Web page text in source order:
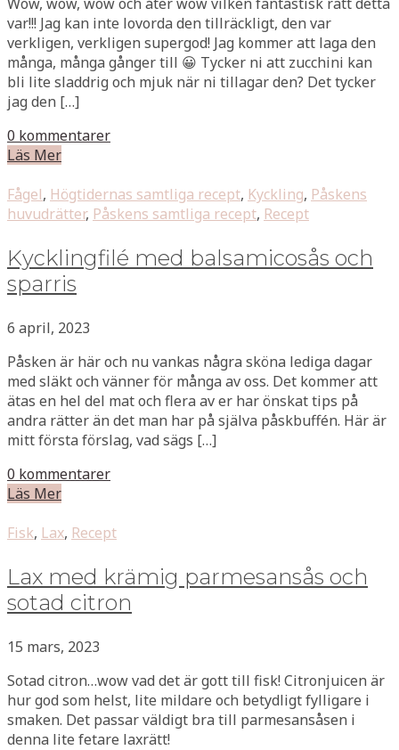
var!!! Jag kan inte lovorda den tillräckligt, den var
verkligen, verkligen supergod! Jag kommer att laga den
många, många gånger till 😀 Tycker ni att zucchini kan
bli lite sladdrig och mjuk när ni tillagar den? Det tycker
jag den […]
0 kommentarer
Läs Mer
Fågel, Högtidernas samtliga recept, Kyckling, Påskens
huvudrätter, Påskens samtliga recept, Recept
Kycklingfilé med balsamicosås och
sparris
6 april, 2023
Påsken är här och nu vankas några sköna lediga dagar
med släkt och vänner för många av oss. Det kommer att
ätas en hel del mat och flera av er har önskat tips på
andra rätter än det man har på själva påskbuffén. Här är
mitt första förslag, vad sägs […]
0 kommentarer
Läs Mer
Fisk, Lax, Recept
Lax med krämig parmesansås och
sotad citron
15 mars, 2023
Sotad citron…wow vad det är gott till fisk! Citronjuicen är
hur god som helst, lite mildare och betydligt fylligare i
smaken. Det passar väldigt bra till parmesansåsen i
denna lite fetare laxrätt!